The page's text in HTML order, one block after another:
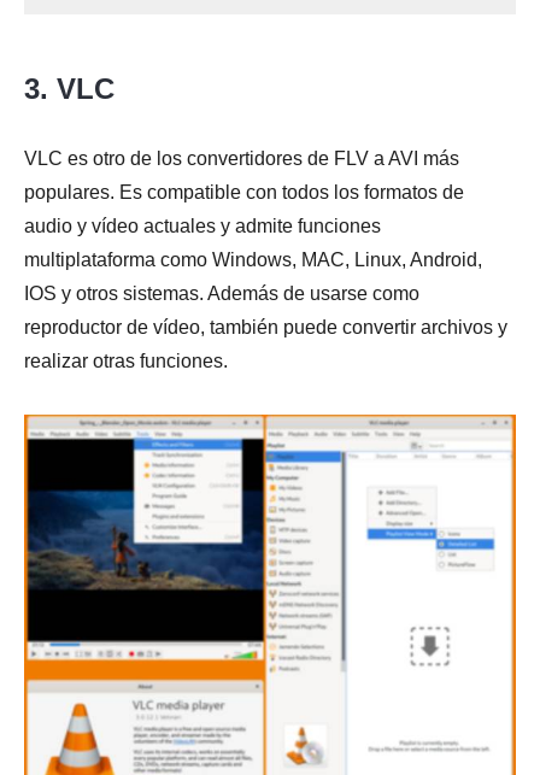
3. VLC
VLC es otro de los convertidores de FLV a AVI más
populares. Es compatible con todos los formatos de
audio y vídeo actuales y admite funciones
multiplataforma como Windows, MAC, Linux, Android,
IOS y otros sistemas. Además de usarse como
reproductor de vídeo, también puede convertir archivos y
realizar otras funciones.